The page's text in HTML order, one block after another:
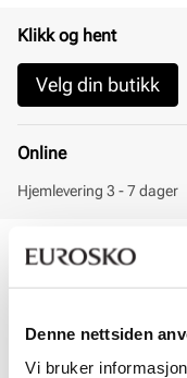
Denne nettsiden
Vi bruker
Klikk og hent
Velg din butikk
Online
Hjemlevering 3 - 7 dager